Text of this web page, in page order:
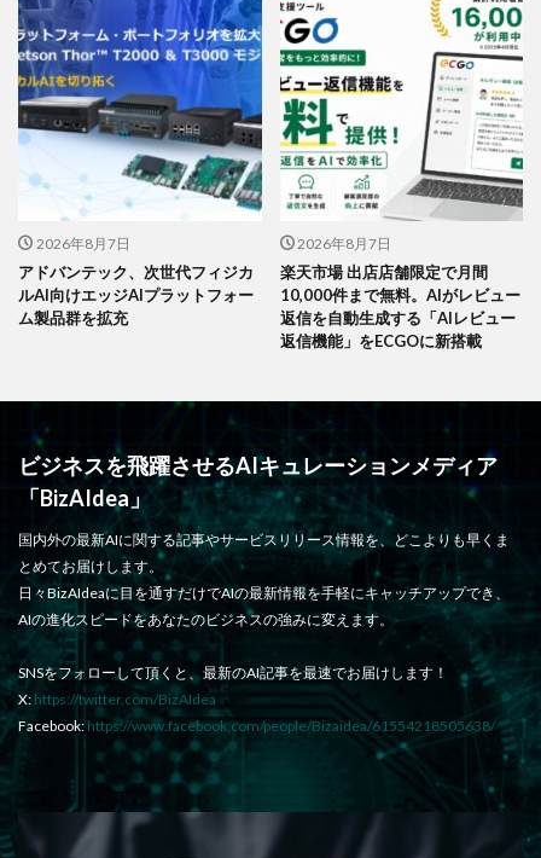
2026年8月7日
アドバンテック、次世代フィジカ
ルAI向けエッジAIプラットフォー
ム製品群を拡充
2026年8月7日
楽天市場 出店店舗限定で月間
10,000件まで無料。AIがレビュー
返信を自動生成する「AIレビュー
返信機能」をECGOに新搭載
ビジネスを飛躍させるAIキュレーションメディア
「BizAIdea」
国内外の最新AIに関する記事やサービスリリース情報を、どこよりも早くま
とめてお届けします。
日々BizAIdeaに目を通すだけでAIの最新情報を手軽にキャッチアップでき、
AIの進化スピードをあなたのビジネスの強みに変えます。
SNSをフォローして頂くと、最新のAI記事を最速でお届けします！
X: https://twitter.com/BizAIdea
Facebook: https://www.facebook.com/people/Bizaidea/61554218505638/